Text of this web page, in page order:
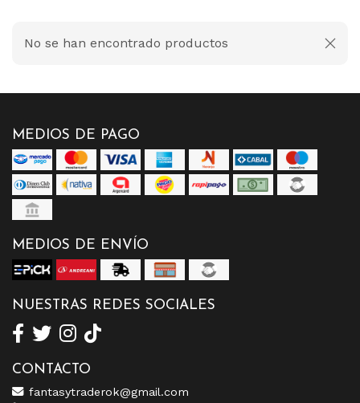
No se han encontrado productos
MEDIOS DE PAGO
MEDIOS DE ENVÍO
NUESTRAS REDES SOCIALES
CONTACTO
fantasytraderok@gmail.com